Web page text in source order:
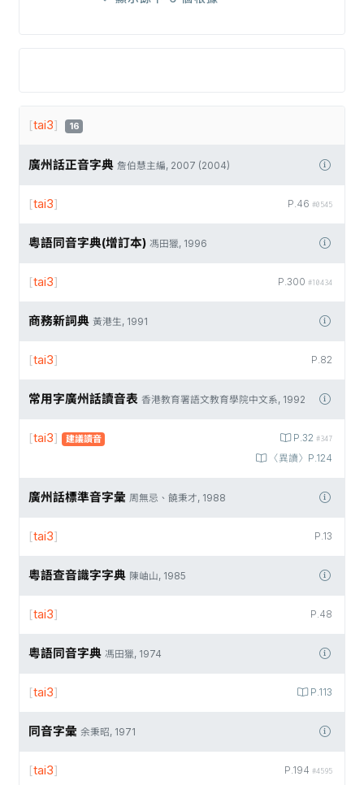
[tai3] 16
廣州話正音字典 詹伯慧主編, 2007 (2004)
P.46 #0545
[tai3]
粵語同音字典(增訂本) 馮田獵, 1996
P.300 #10434
[tai3]
商務新詞典 黃港生, 1991
P.82
[tai3]
常用字廣州話讀音表 香港教育署語文教育學院中文系, 1992
P.32 #347
〈異讀〉P.124
[tai3] 建議讀音
廣州話標準音字彙 周無忌、饒秉才, 1988
P.13
[tai3]
粵語查音識字字典 陳岫山, 1985
P.48
[tai3]
粵語同音字典 馮田獵, 1974
P.113
[tai3]
同音字彙 余秉昭, 1971
P.194 #4595
[tai3]